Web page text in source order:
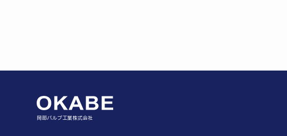
岡部バルブ工業株式会社